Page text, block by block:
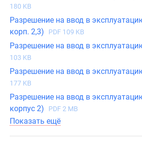
180 KB
Разрешение на ввод в
корп. 2,3)
PDF 109 KB
Разрешение на ввод в
103 KB
Разрешение на ввод в
177 KB
Разрешение на ввод в
корпус 2)
PDF 2 MB
Показать ещё